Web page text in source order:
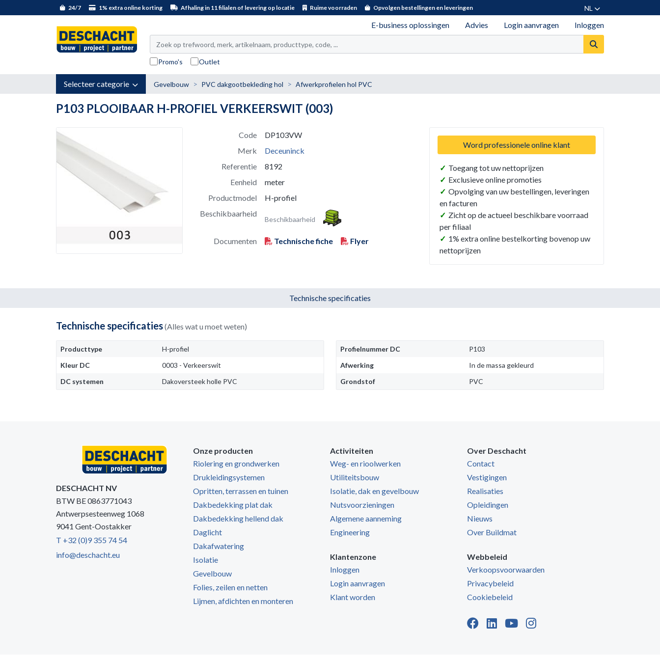
24/7 1% extra online korting Afhaling in 11 filialen of levering op locatie Ruime voorraden Opvolgen bestellingen en leveringen NL
E-business oplossingen Advies Login aanvragen Inloggen
Promo's Outlet
Selecteer categorie Gevelbouw PVC dakgootbekleding hol Afwerkprofielen hol PVC
P103 PLOOIBAAR H-PROFIEL VERKEERSWIT (003)
Code
DP103VW
Merk
Deceuninck
Referentie
8192
Eenheid
meter
Productmodel
H-profiel
Beschikbaarheid
Beschikbaarheid
Documenten Technische fiche Flyer
Word professionele online klant
✓ Toegang tot uw nettoprijzen
✓ Exclusieve online promoties
✓ Opvolging van uw bestellingen, leveringen
en facturen
✓ Zicht op de actueel beschikbare voorraad
per filiaal
✓ 1% extra online bestelkorting bovenop uw
nettoprijzen
Technische specificaties
Technische specificaties(Alles wat u moet weten)
Producttype
H-profiel
Kleur DC
0003 - Verkeerswit
DC systemen
Dakoversteek holle PVC
Profielnummer DC
P103
Afwerking
In de massa gekleurd
Grondstof
PVC
DESCHACHT NV
BTW BE 0863771043
Antwerpsesteenweg 1068
9041 Gent-Oostakker
T +32 (0)9 355 74 54
info@deschacht.eu
Onze producten
Riolering en grondwerken
Drukleidingsystemen
Opritten, terrassen en tuinen
Dakbedekking plat dak
Dakbedekking hellend dak
Daglicht
Dakafwatering
Isolatie
Gevelbouw
Folies, zeilen en netten
Lijmen, afdichten en monteren
Activiteiten
Weg- en rioolwerken
Utiliteitsbouw
Isolatie, dak en gevelbouw
Nutsvoorzieningen
Algemene aanneming
Engineering
Klantenzone
Inloggen
Login aanvragen
Klant worden
Over Deschacht
Contact
Vestigingen
Realisaties
Opleidingen
Nieuws
Over Buildmat
Webbeleid
Verkoopsvoorwaarden
Privacybeleid
Cookiebeleid